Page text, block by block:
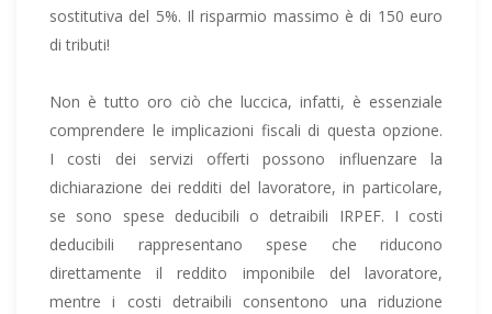
sostitutiva del 5%. Il risparmio massimo è di 150 euro
di tributi!
Non è tutto oro ciò che luccica, infatti, è essenziale
comprendere le implicazioni fiscali di questa opzione.
I costi dei servizi offerti possono influenzare la
dichiarazione dei redditi del lavoratore, in particolare,
se sono spese deducibili o detraibili IRPEF. I costi
deducibili rappresentano spese che riducono
direttamente il reddito imponibile del lavoratore,
mentre i costi detraibili consentono una riduzione